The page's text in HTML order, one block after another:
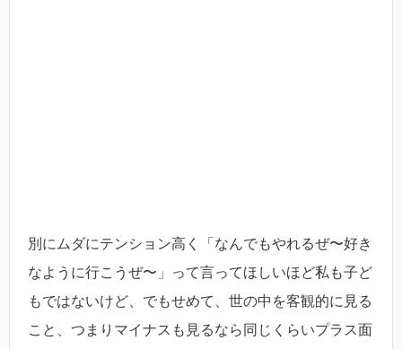
別にムダにテンション高く「なんでもやれるぜ〜好き
なように行こうぜ〜」って言ってほしいほど私も子ど
もではないけど、でもせめて、世の中を客観的に見る
こと、つまりマイナスも見るなら同じくらいプラス面